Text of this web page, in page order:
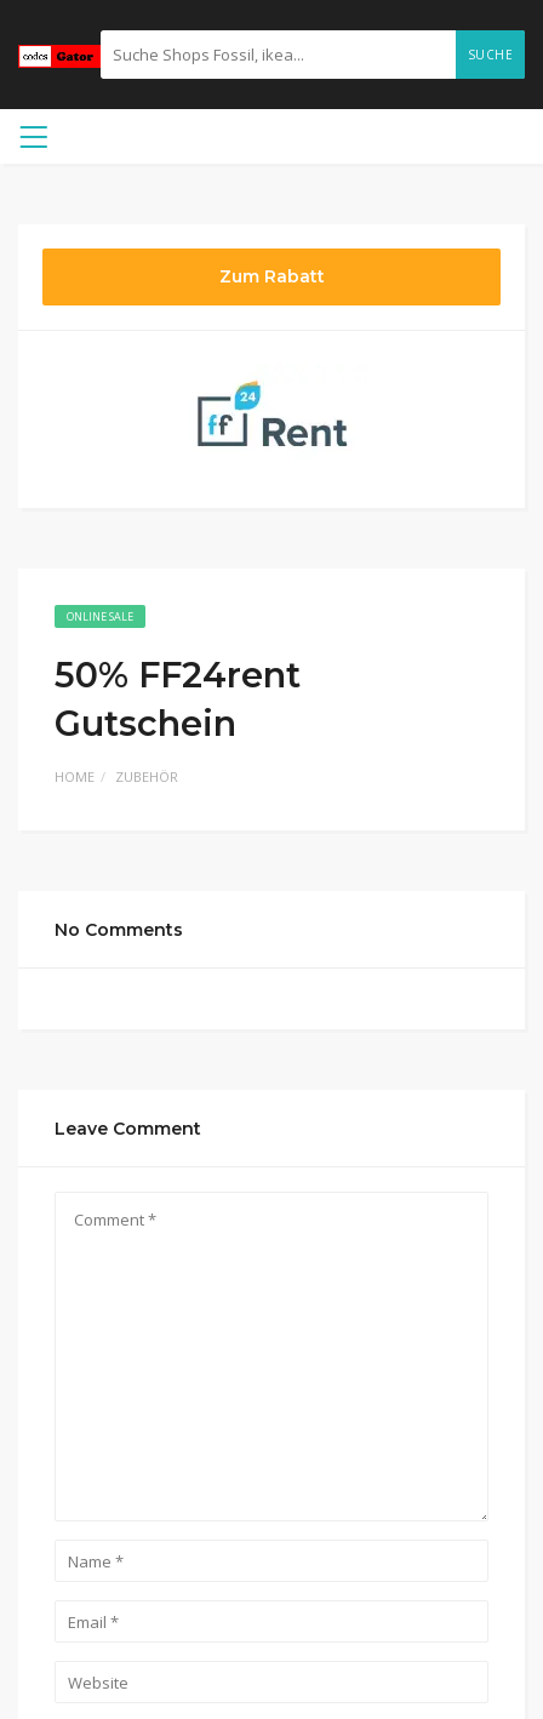
SUCHE
Zum Rabatt
ONLINE SALE
50% FF24rent
Gutschein
HOME ZUBEHÖR
No Comments
Leave Comment